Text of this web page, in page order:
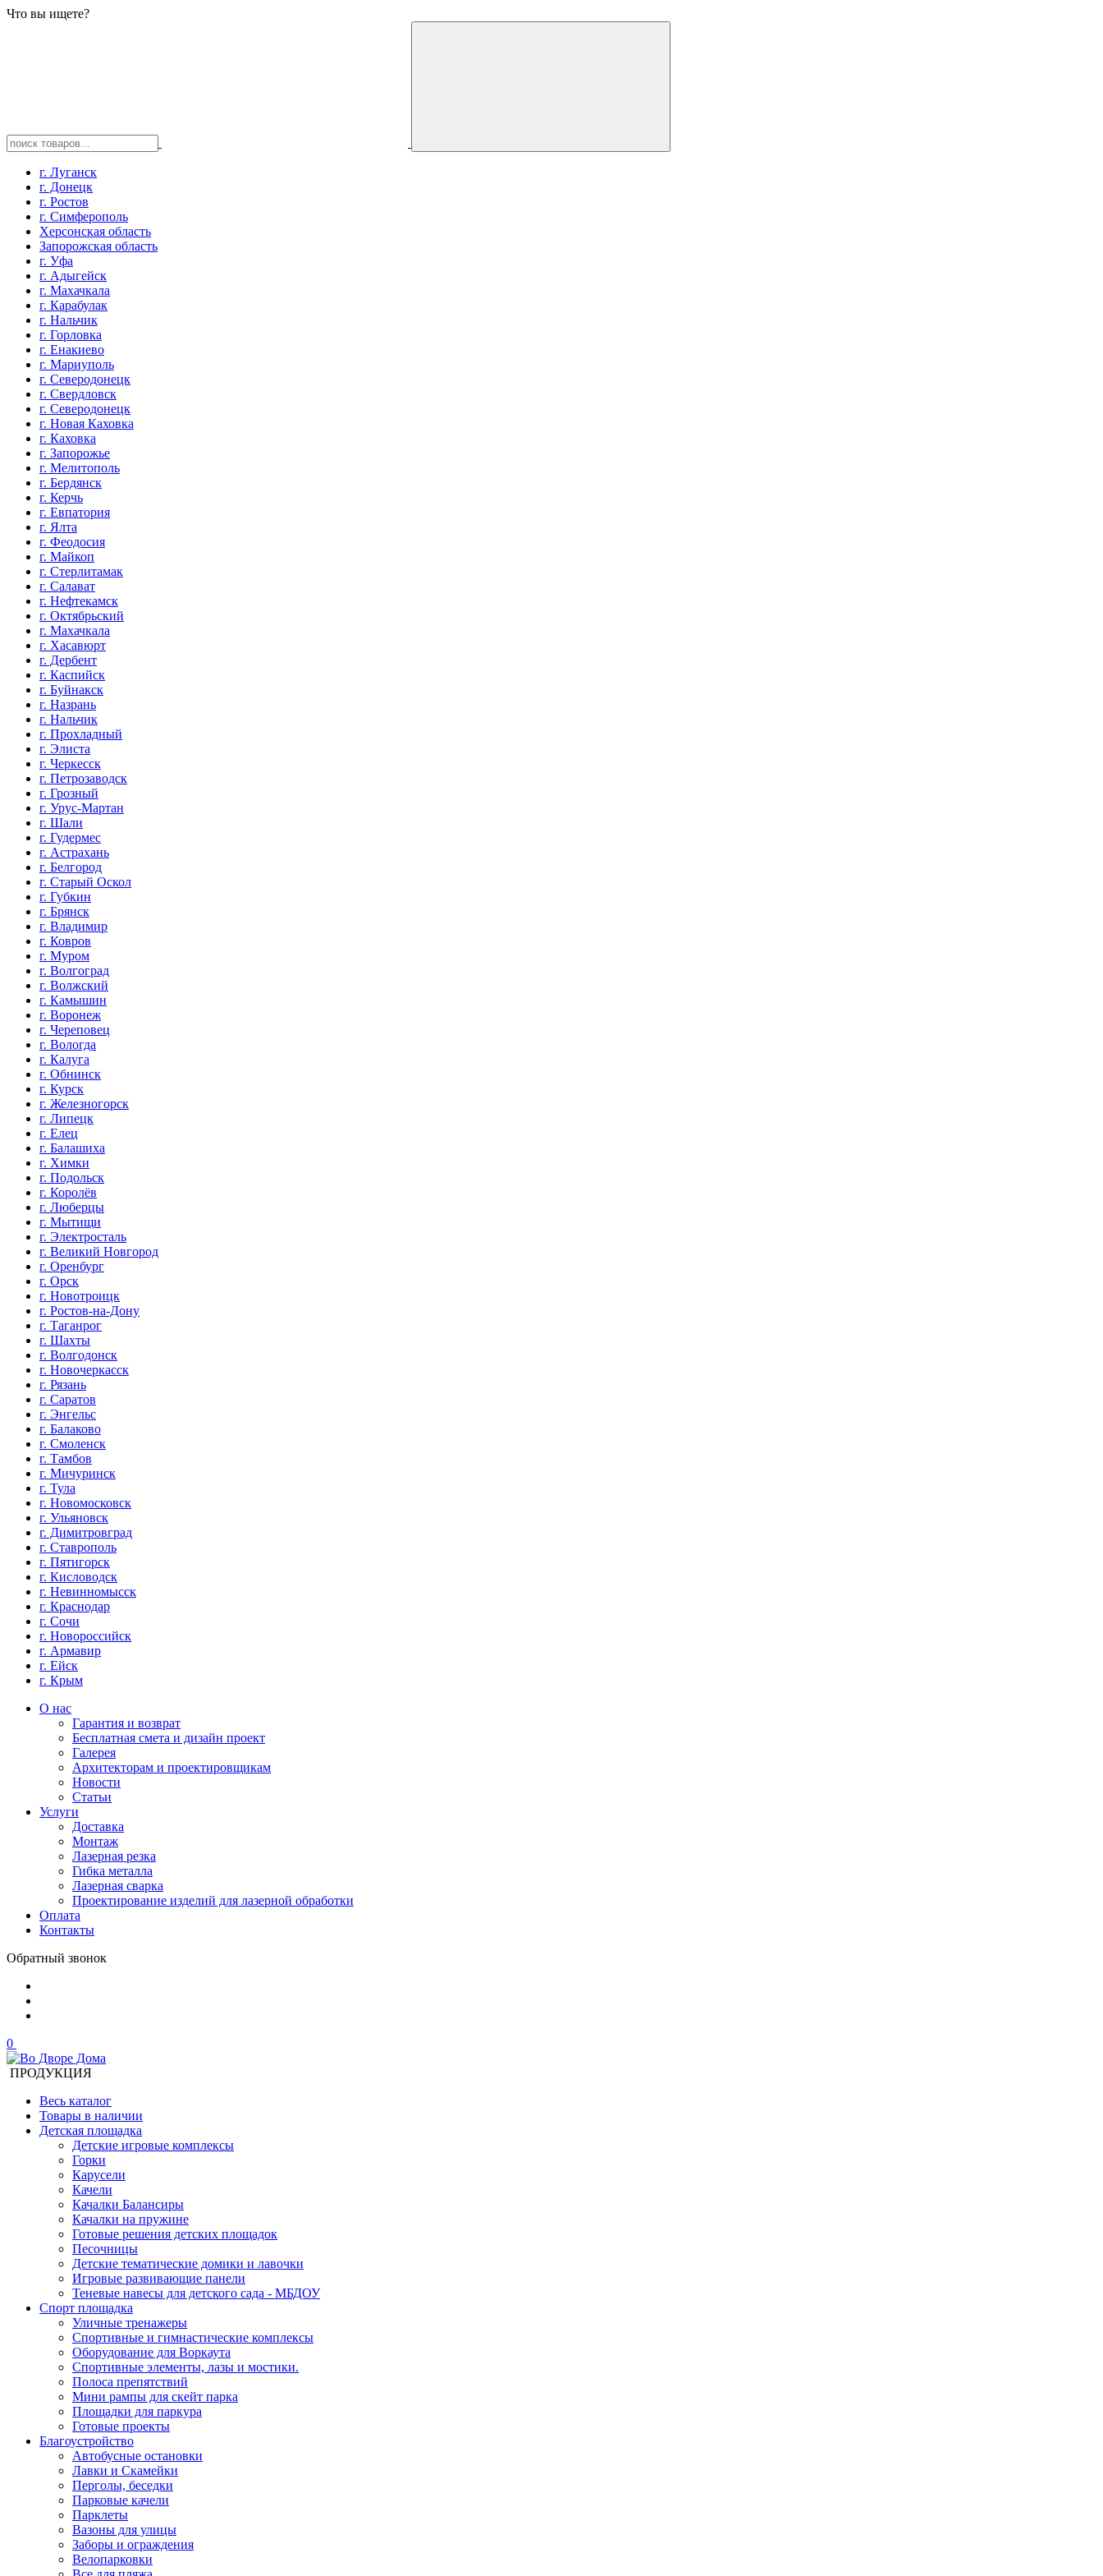
Что вы ищете?
г. Луганск
г. Донецк
г. Ростов
г. Симферополь
Херсонская область
Запорожская область
г. Уфа
г. Адыгейск
г. Махачкала
г. Карабулак
г. Нальчик
г. Горловка
г. Енакиево
г. Мариуполь
г. Северодонецк
г. Свердловск
г. Северодонецк
г. Новая Каховка
г. Каховка
г. Запорожье
г. Мелитополь
г. Бердянск
г. Керчь
г. Евпатория
г. Ялта
г. Феодосия
г. Майкоп
г. Стерлитамак
г. Салават
г. Нефтекамск
г. Октябрьский
г. Махачкала
г. Хасавюрт
г. Дербент
г. Каспийск
г. Буйнакск
г. Назрань
г. Нальчик
г. Прохладный
г. Элиста
г. Черкесск
г. Петрозаводск
г. Грозный
г. Урус-Мартан
г. Шали
г. Гудермес
г. Астрахань
г. Белгород
г. Старый Оскол
г. Губкин
г. Брянск
г. Владимир
г. Ковров
г. Муром
г. Волгоград
г. Волжский
г. Камышин
г. Воронеж
г. Череповец
г. Вологда
г. Калуга
г. Обнинск
г. Курск
г. Железногорск
г. Липецк
г. Елец
г. Балашиха
г. Химки
г. Подольск
г. Королёв
г. Люберцы
г. Мытищи
г. Электросталь
г. Великий Новгород
г. Оренбург
г. Орск
г. Новотроицк
г. Ростов-на-Дону
г. Таганрог
г. Шахты
г. Волгодонск
г. Новочеркасск
г. Рязань
г. Саратов
г. Энгельс
г. Балаково
г. Смоленск
г. Тамбов
г. Мичуринск
г. Тула
г. Новомосковск
г. Ульяновск
г. Димитровград
г. Ставрополь
г. Пятигорск
г. Кисловодск
г. Невинномысск
г. Краснодар
г. Сочи
г. Новороссийск
г. Армавир
г. Ейск
г. Крым
О нас
Гарантия и возврат
Бесплатная смета и дизайн проект
Галерея
Архитекторам и проектировщикам
Новости
Статьи
Услуги
Доставка
Монтаж
Лазерная резка
Гибка металла
Лазерная сварка
Проектирование изделий для лазерной обработки
Оплата
Контакты
Обратный звонок
0
ПРОДУКЦИЯ
Весь каталог
Товары в наличии
Детская площадка
Детские игровые комплексы
Горки
Карусели
Качели
Качалки Балансиры
Качалки на пружине
Готовые решения детских площадок
Песочницы
Детские тематические домики и лавочки
Игровые развивающие панели
Теневые навесы для детского сада - МБДОУ
Спорт площадка
Уличные тренажеры
Спортивные и гимнастические комплексы
Оборудование для Воркаута
Спортивные элементы, лазы и мостики.
Полоса препятствий
Мини рампы для скейт парка
Площадки для паркура
Готовые проекты
Благоустройство
Автобусные остановки
Лавки и Скамейки
Перголы, беседки
Парковые качели
Парклеты
Вазоны для улицы
Заборы и ограждения
Велопарковки